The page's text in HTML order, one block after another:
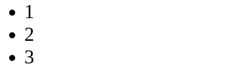
1
2
3